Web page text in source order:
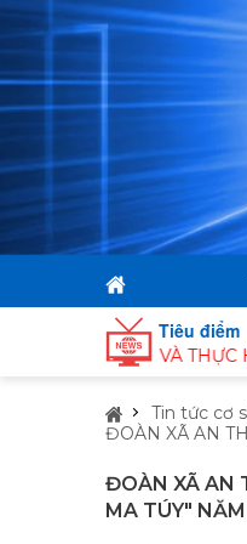
Tiêu điểm
HÀNH LỐI SỐNG
Tin tức cơ
ĐOÀN XÃ AN
ĐOÀN XÃ AN
MA TÚY"